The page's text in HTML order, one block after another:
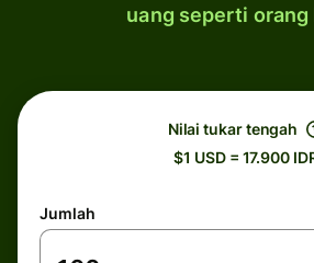
uang seperti orang
Nilai tukar tengah
$1 USD = 17.900
Jumlah